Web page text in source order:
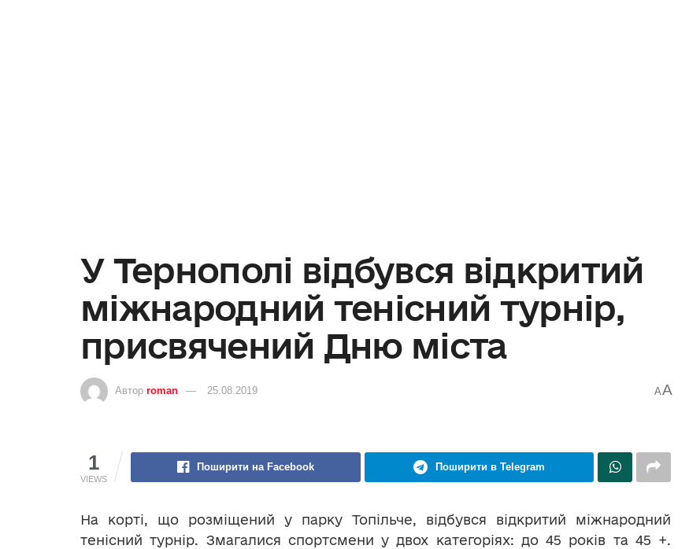
У Тернополі відбувся відкритий
міжнародний тенісний турнір,
присвячений Дню міста
Автор roman 25.08.2019 AA
1
VIEWS
Поширити на Facebook Поширити в Telegram
На корті, що розміщений у парку Топільче, відбувся відкритий міжнародний
тенісний турнір. Змагалися спортсмени у двох категоріях: до 45 років та 45 +.